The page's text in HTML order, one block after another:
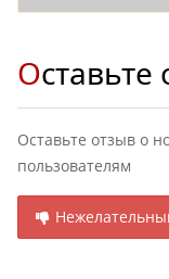
Оставьте отзыв о
пользователям